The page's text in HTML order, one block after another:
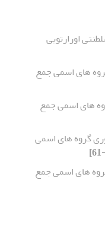
اورارتویی
های اسمی جمع
های اسمی جمع
گروه های اسمی
های اسمی جمع